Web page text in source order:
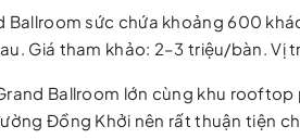
Ballroom sức chứa khoảng 600
Giá tham khảo: 2–3 triệu/bàn. Vị
Ballroom lớn cùng khu
Đồng Khởi nên rất thuận tiện